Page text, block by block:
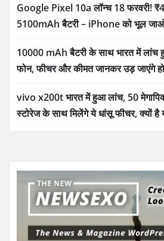
Google Pixel 10a लॉन्च 18 फरवरी!
5100mAh बैटरी – iPhone को भूल
10000 mAh बैटरी के साथ भारत में लांच
फोन, फीचर और कीमत जानकर उड़ जाएंगे
vivo x200t भारत में हुआ लांच, 50
स्टोरेज के साथ मिलेंगे ये धांसू फीचर, क्यों है